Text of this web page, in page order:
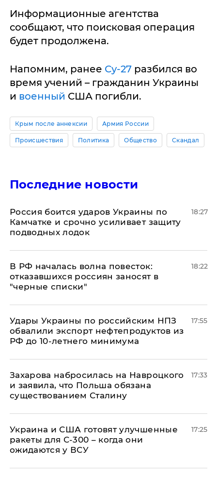
Информационные агентства
сообщают, что поисковая операция
будет продолжена.
Напомним, ранее Су-27 разбился во
время учений – гражданин Украины
и военный США погибли.
Крым после аннексии Армия России
Происшествия Политика Общество Скандал
Последние новости
Россия боится ударов Украины по
Камчатке и срочно усиливает защиту
подводных лодок
18:27
​В РФ началась волна повесток:
отказавшихся россиян заносят в
"черные списки"
18:22
Удары Украины по российским НПЗ
обвалили экспорт нефтепродуктов из
РФ до 10-летнего минимума
17:55
​Захарова набросилась на Навроцкого
и заявила, что Польша обязана
существованием Сталину
17:33
Украина и США готовят улучшенные
ракеты для С-300 – когда они
ожидаются у ВСУ
17:25